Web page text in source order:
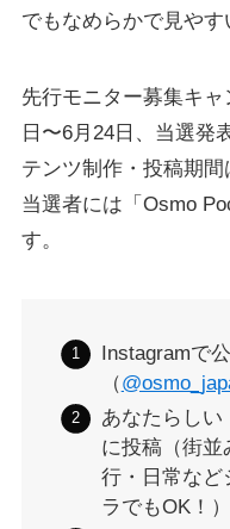
でもなめらかで見やす
先行モニター募集キ
日〜6月24日、当選発
テンツ制作・投稿期
当選者には「Osmo
す。
Instagramで
（
あなたらしい
に投稿（街並
行・日常など
ラでもOK！）